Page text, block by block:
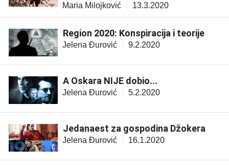
Maria Milojković 13.3.2020
Region 2020: Konspiracija i teorije
Jelena Đurović 9.2.2020
A Oskara NIJE dobio...
Jelena Đurović 5.2.2020
Jedanaest za gospodina Džokera
Jelena Đurović 16.1.2020